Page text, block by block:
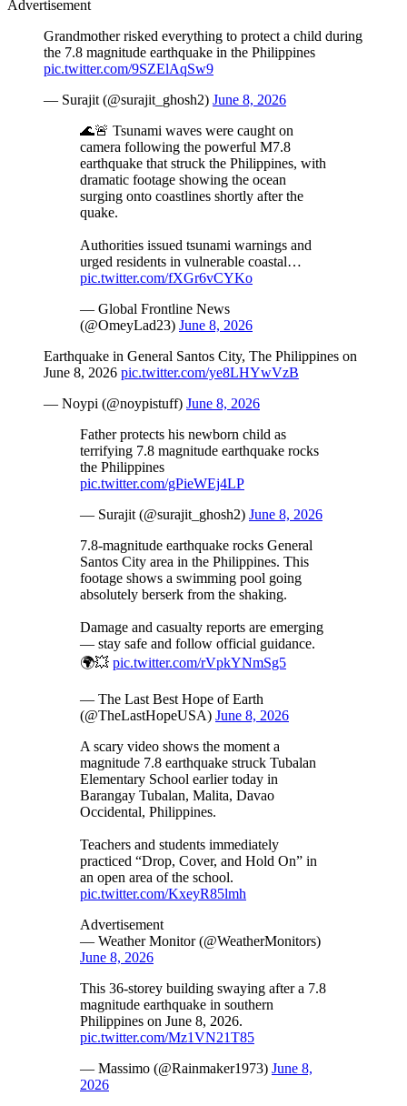
Advertisement
Grandmother risked everything to protect a child during
the 7.8 magnitude earthquake in the Philippines
pic.twitter.com/9SZElAqSw9
— Surajit (@surajit_ghosh2) June 8, 2026
🌊🚨 Tsunami waves were caught on
camera following the powerful M7.8
earthquake that struck the Philippines, with
dramatic footage showing the ocean
surging onto coastlines shortly after the
quake.
Authorities issued tsunami warnings and
urged residents in vulnerable coastal…
pic.twitter.com/fXGr6vCYKo
— Global Frontline News
(@OmeyLad23) June 8, 2026
Earthquake in General Santos City, The Philippines on
June 8, 2026 pic.twitter.com/ye8LHYwVzB
— Noypi (@noypistuff) June 8, 2026
Father protects his newborn child as
terrifying 7.8 magnitude earthquake rocks
the Philippines
pic.twitter.com/gPieWEj4LP
— Surajit (@surajit_ghosh2) June 8, 2026
7.8-magnitude earthquake rocks General
Santos City area in the Philippines. This
footage shows a swimming pool going
absolutely berserk from the shaking.
Damage and casualty reports are emerging
— stay safe and follow official guidance.
🌍💥 pic.twitter.com/rVpkYNmSg5
— The Last Best Hope of Earth
(@TheLastHopeUSA) June 8, 2026
A scary video shows the moment a
magnitude 7.8 earthquake struck Tubalan
Elementary School earlier today in
Barangay Tubalan, Malita, Davao
Occidental, Philippines.
Teachers and students immediately
practiced “Drop, Cover, and Hold On” in
an open area of the school.
pic.twitter.com/KxeyR85lmh
Advertisement
— Weather Monitor (@WeatherMonitors)
June 8, 2026
This 36-storey building swaying after a 7.8
magnitude earthquake in southern
Philippines on June 8, 2026.
pic.twitter.com/Mz1VN21T85
— Massimo (@Rainmaker1973) June 8,
2026